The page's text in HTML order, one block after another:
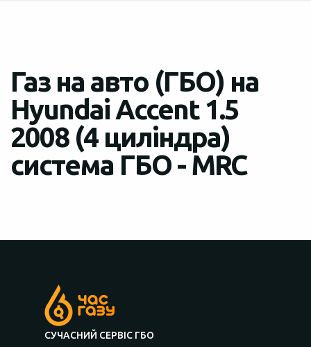
Газ на авто (ГБО) на
Hyundai Accent 1.5
2008 (4 циліндра)
система ГБО - MRC
СУЧАСНИЙ СЕРВІС ГБО